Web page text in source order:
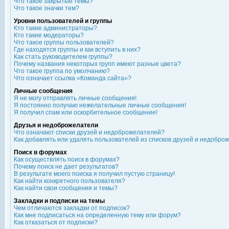
Что такое значки тем?
Уровни пользователей и группы
Кто такие администраторы?
Кто такие модераторы?
Что такое группы пользователей?
Где находятся группы и как вступить в них?
Как стать руководителем группы?
Почему названия некоторых групп имеют разные цвета?
Что такое группа по умолчанию?
Что означает ссылка «Команда сайта»?
Личные сообщения
Я не могу отправлять личные сообщения!
Я постоянно получаю нежелательные личные сообщения!
Я получил спам или оскорбительное сообщение!
Друзья и недоброжелатели
Что означают списки друзей и недоброжелателей?
Как добавлять или удалять пользователей из списков друзей и
Поиск в форумах
Как осуществлять поиск в форумах?
Почему поиск не дает результатов?
В результате моего поиска я получил пустую страницу!
Как найти конкретного пользователя?
Как найти свои сообщения и темы?
Закладки и подписки на темы
Чем отличаются закладки от подписок?
Как мне подписаться на определенную тему или форум?
Как отказаться от подписки?